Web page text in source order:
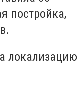
постройка,
локализацию